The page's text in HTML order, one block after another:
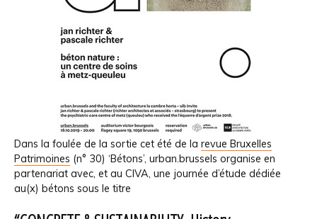
Dans la foulée de la sortie cet été de la revue Bruxelles
Patrimoines (n° 30) ‘Bétons’, urban.brussels organise en
partenariat avec, et au CIVA, une journée d’étude dédiée
au(x) bétons sous le titre